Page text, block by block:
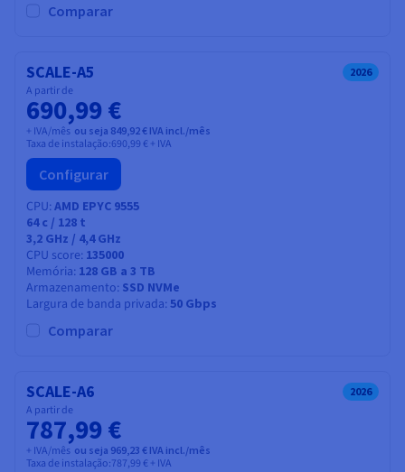
Comparar
SCALE-A5 2026
A partir de
690,99 €
+ IVA/mês ou seja 849,92 € IVA incl./mês
Taxa de instalação:690,99 € + IVA
Configurar
CPU AMD EPYC 9555
64c / 128 t
3,2 GHz / 4,4 GHz
CPU score 135000
Memória 128 GB a 3 TB
Armazenamento SSD NVMe
Largura de banda privada 50 Gbps
Comparar
SCALE-A6 2026
A partir de
787,99 €
+ IVA/mês ou seja 969,23 € IVA incl./mês
Taxa de instalação:787,99 € + IVA